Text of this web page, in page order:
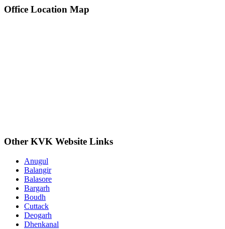
Office Location Map
Other KVK Website Links
Anugul
Balangir
Balasore
Bargarh
Boudh
Cuttack
Deogarh
Dhenkanal